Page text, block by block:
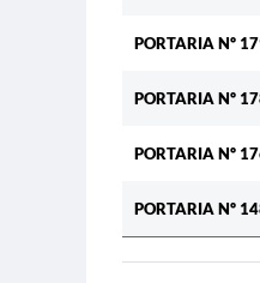
PORTARIA Nº
PORTARIA Nº
PORTARIA Nº
PORTARIA Nº